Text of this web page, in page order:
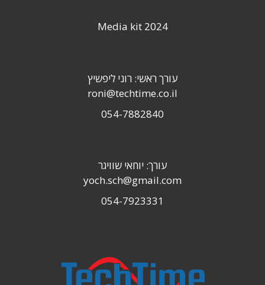
Media kit 2024
עורך ראשי: רוני ליפשיץ
roni@techtime.co.il
054-7882840
עורך: יוחאי שוויגר
yoch.sch@gmail.com
054-7923331